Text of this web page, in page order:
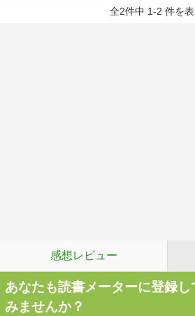
全2件中 1-2 件を
感想レビュー
あなたも読書メーターに登録
みませんか？